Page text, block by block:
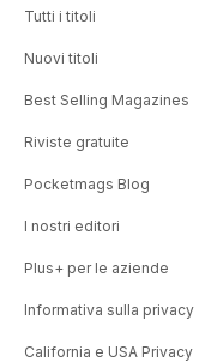
Tutti i titoli
Nuovi titoli
Best Selling Magazines
Riviste gratuite
Pocketmags Blog
I nostri editori
Plus+ per le aziende
Informativa sulla privacy
California e USA Privacy